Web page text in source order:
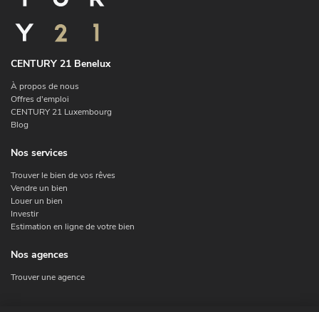
CENTURY 21 Benelux
À propos de nous
Offres d'emploi
CENTURY 21 Luxembourg
Blog
Nos services
Trouver le bien de vos rêves
Vendre un bien
Louer un bien
Investir
Estimation en ligne de votre bien
Nos agences
Trouver une agence